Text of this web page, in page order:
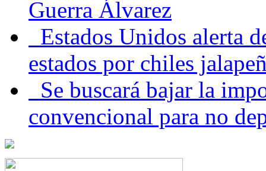
Guerra Álvarez
Estados Unidos alerta
estados por chiles
Se buscará bajar la
convencional para no